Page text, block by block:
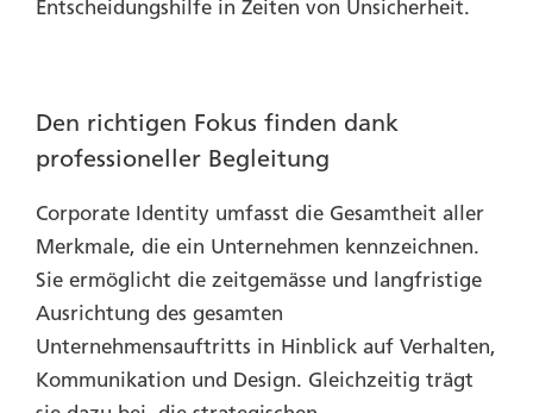
Entscheidungshilfe in Zeiten von Unsicherheit.
Den richtigen Fokus finden dank
professioneller Begleitung
Corporate Identity umfasst die Gesamtheit aller
Merkmale, die ein Unternehmen kennzeichnen.
Sie ermöglicht die zeitgemässe und langfristige
Ausrichtung des gesamten
Unternehmensauftritts in Hinblick auf Verhalten,
Kommunikation und Design. Gleichzeitig trägt